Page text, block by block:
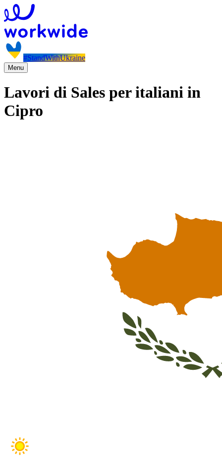
#StandWithUkraine
Menu
Lavori di Sales per italiani in
Cipro